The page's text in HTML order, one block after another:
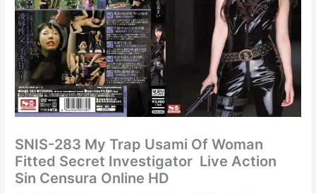
SNIS-283 My Trap Usami Of Woman
Fitted Secret Investigator Live Action
Sin Censura Online HD